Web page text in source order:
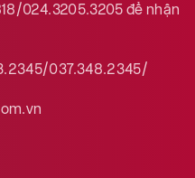
024.3205.3205để nhận
037.348.2345/